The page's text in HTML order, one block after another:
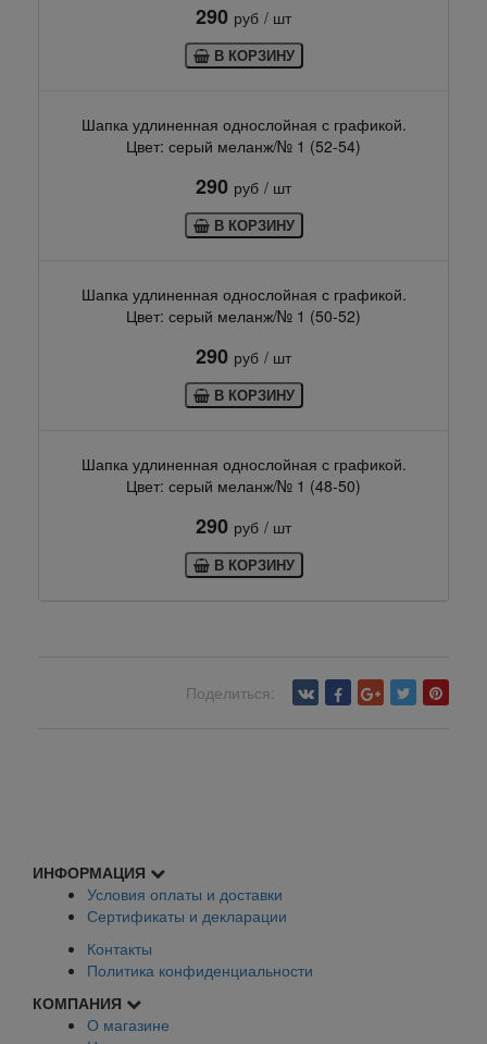
290 руб / шт
В КОРЗИНУ
Шапка удлиненная однослойная с графикой.
Цвет: серый меланж/№ 1 (52-54)
290 руб / шт
В КОРЗИНУ
Шапка удлиненная однослойная с графикой.
Цвет: серый меланж/№ 1 (50-52)
290 руб / шт
В КОРЗИНУ
Шапка удлиненная однослойная с графикой.
Цвет: серый меланж/№ 1 (48-50)
290 руб / шт
В КОРЗИНУ
Поделиться:
ИНФОРМАЦИЯ
Условия оплаты и доставки
Сертификаты и декларации
Контакты
Политика конфиденциальности
КОМПАНИЯ
О магазине